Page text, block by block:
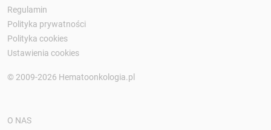
Regulamin
Polityka prywatności
Polityka cookies
Ustawienia cookies
© 2009-2026 Hematoonkologia.pl
O NAS